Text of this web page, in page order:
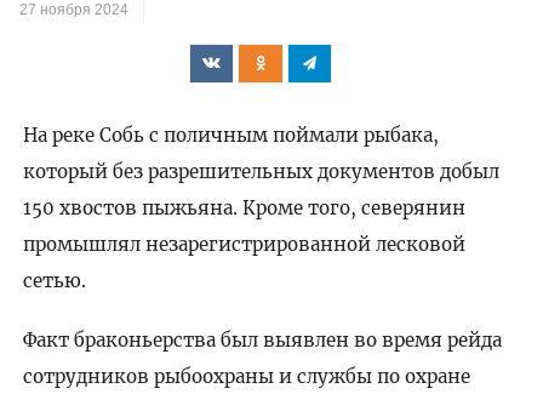
27 ноября 2024
На реке Собь с поличным поймали рыбака,
который без разрешительных документов добыл
150 хвостов пыжьяна. Кроме того, северянин
промышлял незарегистрированной лесковой
сетью.
Факт браконьерства был выявлен во время рейда
сотрудников рыбоохраны и службы по охране